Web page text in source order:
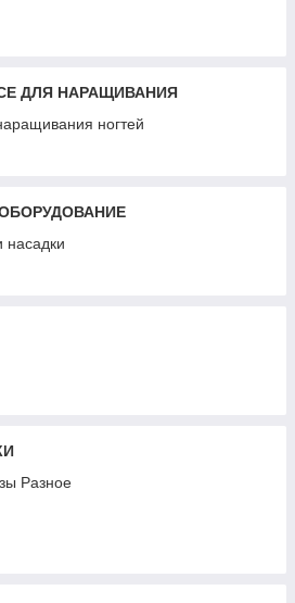
ДЛЯ НАРАЩИВАНИЯ
ногтей
Разное